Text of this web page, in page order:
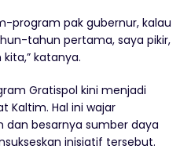
program pak gubernur, kalau
tahun pertama, saya pikir,
katanya.
Gratispol kini menjadi
Kaltim. Hal ini wajar
dan besarnya sumber daya
inisiatif tersebut.